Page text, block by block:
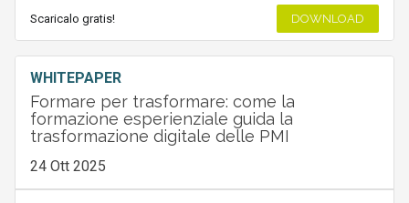
Scaricalo gratis! DOWNLOAD
WHITEPAPER
Formare per trasformare: come la
formazione esperienziale guida la
trasformazione digitale delle PMI
24 Ott 2025